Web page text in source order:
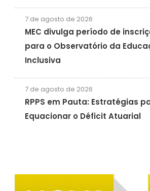
7 de agosto de 2026
MEC divulga período de
para o Observatório da
Inclusiva
7 de agosto de 2026
RPPS em Pauta: Estratégias
Equacionar o Déficit Atuarial